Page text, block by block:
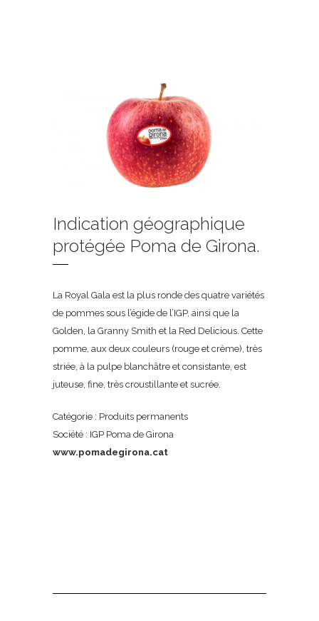
Indication géographique
protégée Poma de Girona.
La Royal Gala est la plus ronde des quatre variétés
de pommes sous l’égide de l’IGP, ainsi que la
Golden, la Granny Smith et la Red Delicious. Cette
pomme, aux deux couleurs (rouge et crème), très
striée, à la pulpe blanchâtre et consistante, est
juteuse, fine, très croustillante et sucrée.
Catégorie : Produits permanents
Société : IGP Poma de Girona
www.pomadegirona.cat